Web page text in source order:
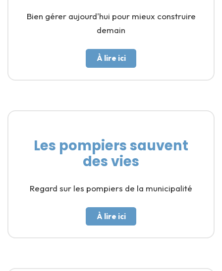
Bien gérer aujourd'hui pour mieux construire
demain
À lire ici
Les pompiers sauvent
des vies
Regard sur les pompiers de la municipalité
À lire ici